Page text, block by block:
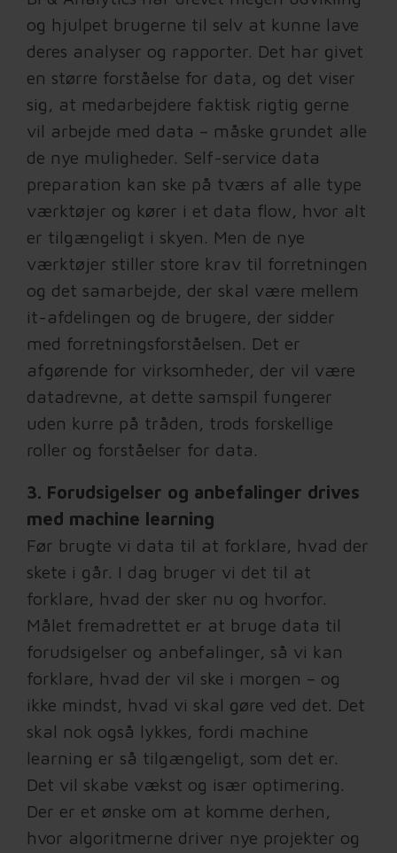
og hjulpet brugerne til selv at kunne lave
deres analyser og rapporter. Det har givet
en større forståelse for data, og det viser
sig, at medarbejdere faktisk rigtig gerne
vil arbejde med data – måske grundet alle
de nye muligheder. Self-service data
preparation kan ske på tværs af alle type
værktøjer og kører i et data flow, hvor alt
er tilgængeligt i skyen. Men de nye
værktøjer stiller store krav til forretningen
og det samarbejde, der skal være mellem
it-afdelingen og de brugere, der sidder
med forretningsforståelsen. Det er
afgørende for virksomheder, der vil være
datadrevne, at dette samspil fungerer
uden kurre på tråden, trods forskellige
roller og forståelser for data.
3. Forudsigelser og anbefalinger drives
med machine learning
Før brugte vi data til at forklare, hvad der
skete i går. I dag bruger vi det til at
forklare, hvad der sker nu og hvorfor.
Målet fremadrettet er at bruge data til
forudsigelser og anbefalinger, så vi kan
forklare, hvad der vil ske i morgen – og
ikke mindst, hvad vi skal gøre ved det. Det
skal nok også lykkes, fordi machine
learning er så tilgængeligt, som det er.
Det vil skabe vækst og især optimering.
Der er et ønske om at komme derhen,
hvor algoritmerne driver nye projekter og